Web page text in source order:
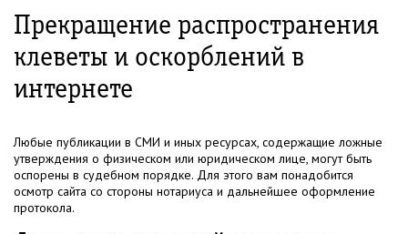
Прекращение распространения
клеветы и оскорблений в
интернете
Любые публикации в СМИ и иных ресурсах, содержащие ложные
утверждения о физическом или юридическом лице, могут быть
оспорены в судебном порядке. Для этого вам понадобится
осмотр сайта со стороны нотариуса и дальнейшее оформление
протокола.